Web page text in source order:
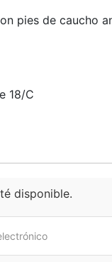
pies de caucho
18/C
disponible.